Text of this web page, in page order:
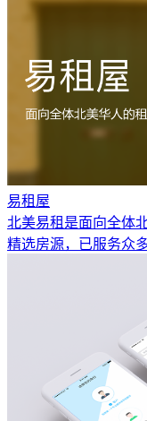
易租屋
北美易租是面向全体
精选房源，已服务众